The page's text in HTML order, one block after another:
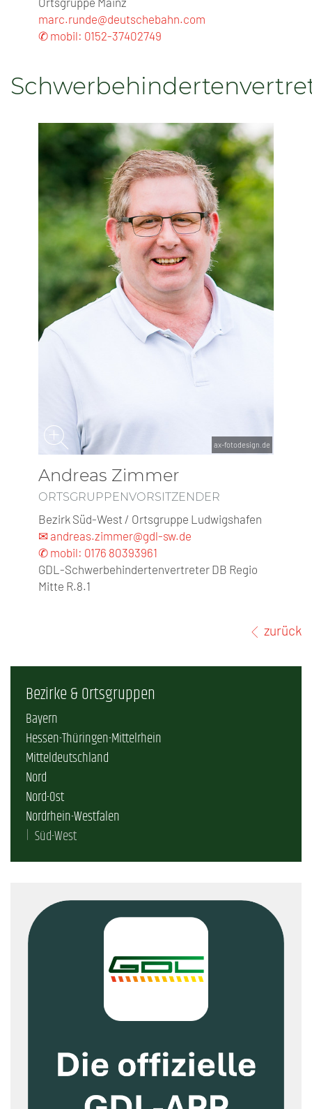
marc.runde@deutschebahn.com
✆ mobil: 0152-37402749
ax-fotodesign.de
Andreas Zimmer
ORTSGRUPPENVORSITZENDER
Bezirk Süd-West / Ortsgruppe Ludwigshafen
✉ andreas.zimmer@gdl-sw.de
✆ mobil: 0176 80393961
GDL-Schwerbehindertenvertreter DB Regio
Mitte R.8.1
zurück
Bezirke & Ortsgruppen
Bayern
Hessen-Thüringen-Mittelrhein
Mitteldeutschland
Nord
Nord-Ost
Nordrhein-Westfalen
Süd-West